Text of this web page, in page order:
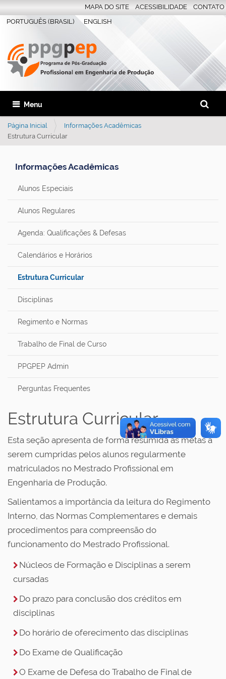
Busca
Busca
PORTUGUÊS (BRASIL) ENGLISH
MAPA DO SITE ACESSIBILIDADE CONTATO
Toggle navigation
Página Inicial
Informações Acadêmicas
Estrutura Curricular
Informações Acadêmicas
Alunos Especiais
Alunos Regulares
Agenda: Qualificações & Defesas
Calendários e Horários
Estrutura Curricular
Disciplinas
Regimento e Normas
Trabalho de Final de Curso
PPGPEP Admin
Perguntas Frequentes
Estrutura Curricular
Esta seção apresenta de forma resumida as metas a
serem cumpridas pelos alunos regularmente
matriculados no Mestrado Profissional em
Engenharia de Produção.
Salientamos a importância da leitura do Regimento
Interno, das Normas Complementares e demais
procedimentos para compreensão do
funcionamento do Mestrado Profissional.
Núcleos de Formação e Disciplinas a serem
cursadas
Do prazo para conclusão dos créditos em
disciplinas
Do horário de oferecimento das disciplinas
Do Exame de Qualificação
O Exame de Defesa do Trabalho de Final de